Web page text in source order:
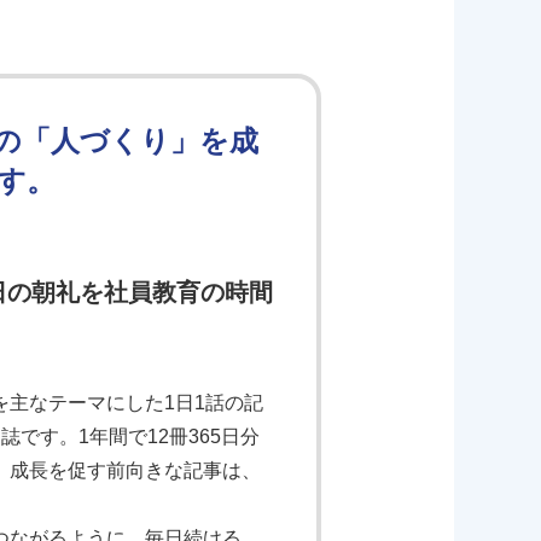
「人づくり」を成
。
朝礼を社員教育の時間
主なテーマにした1日1話の記
です。1年間で12冊365日分
長を促す前向きな記事は、